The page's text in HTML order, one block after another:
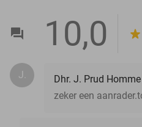
10,0
J.
Dhr. J. Prud Homme
zeker een